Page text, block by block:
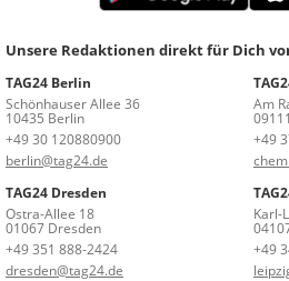
Unsere Redaktionen direkt für Dich
TAG24 Berlin
Schönhauser Allee 36
10435 Berlin
+49 30 120880900
berlin@tag24.de
Am
+49
TAG24 Dresden
Ostra-Allee 18
01067 Dresden
+49 351 888-2424
dresden@tag24.de
Karl-
+49